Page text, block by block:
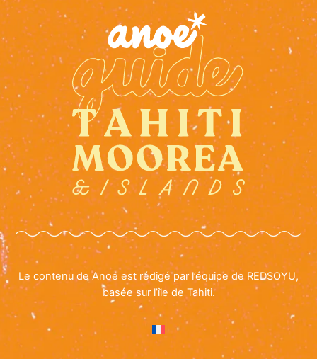
Le contenu de Anoe est rédigé par l’équipe de REDSOYU,
basée sur l’île de Tahiti.